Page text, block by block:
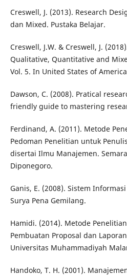
Creswell, J. (2013). Research
dan Mixed. Pustaka Belajar.
Creswell, J.W. & Creswell, J.
Qualitative, Quantitative and
Vol. 5. In United States of
Dawson, C. (2008). Pratical
friendly guide to mastering
Ferdinand, A. (2011). Metode
Pedoman Penelitian untuk
disertai Ilmu Manajemen.
Diponegoro.
Ganis, E. (2008). Sistem
Surya Pena Gemilang.
Hamidi. (2014). Metode
Pembuatan Proposal dan
Universitas Muhammadiyah
Handoko, T. H. (2001).